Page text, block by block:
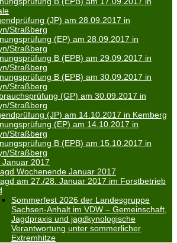
(JP) am 28.09.2017 in
Straßberg
(EP) am 28.09.2017 in
Straßberg
B (EPB) am 29.09.2017 in
Straßberg
B (EPB) am 30.09.2017 in
Straßberg
(GP) am 30.09.2017 in
Straßberg
(JP) am 14.10.2017 in Kemberg
(EP) am 14.10.2017 in
Straßberg
B (EPB) am 15.10.2017 in
Straßberg
Januar 2017
Wochenende Januar 2017
am 27./28. Januar 2017 im Forstbetrieb
Sommerfest 2026 der Landesgruppe
Sachsen-Anhalt im VDW – Gemeinschaft,
Jagdpraxis und jagdkynologische
Verantwortung unter sommerlicher
Extremhitze